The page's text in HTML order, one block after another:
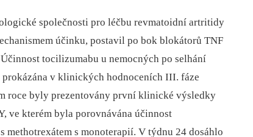
společnosti pro léčbu revmatoidní artritidy
účinku, postavil po bok blokátorů TNF
tocilizumabu u nemocných po selhání
v klinických hodnoceních III. fáze
roce byly prezentovány první klinické výsledky
ve kterém byla porovnávána účinnost
methotrexátem s monoterapií. V týdnu 24 dosáhlo